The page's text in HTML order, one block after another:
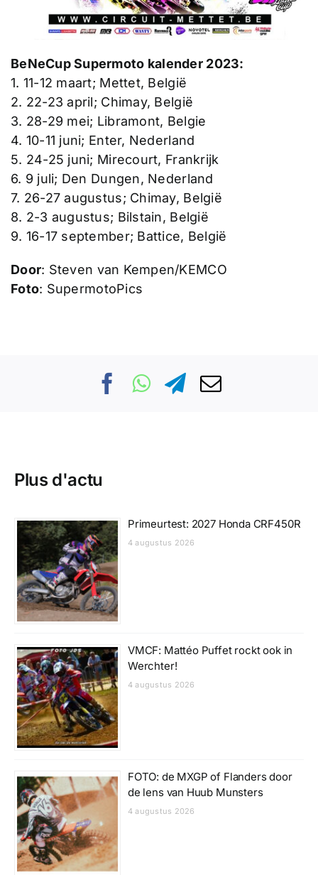
BeNeCup Supermoto kalender 2023:
1. 11-12 maart; Mettet, België
2. 22-23 april; Chimay, België
3. 28-29 mei; Libramont, Belgie
4. 10-11 juni; Enter, Nederland
5. 24-25 juni; Mirecourt, Frankrijk
6. 9 juli; Den Dungen, Nederland
7. 26-27 augustus; Chimay, België
8. 2-3 augustus; Bilstain, België
9. 16-17 september; Battice, België
Door: Steven van Kempen/KEMCO
Foto: SupermotoPics
Plus d'actu
Primeurtest: 2027 Honda CRF450R
4 augustus 2026
VMCF: Mattéo Puffet rockt ook in
Werchter!
4 augustus 2026
FOTO: de MXGP of Flanders door
de lens van Huub Munsters
4 augustus 2026